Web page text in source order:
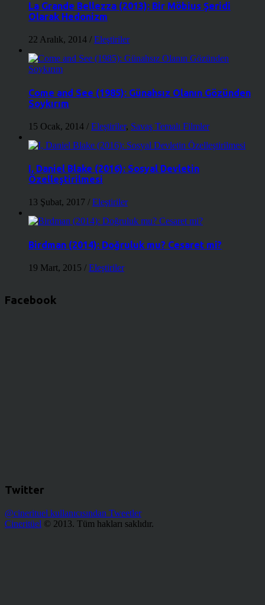
La Grande Bellezza (2013): Bir Möbius Şeridi
Olarak Hedonizm
22 Aralık, 2014 / Eleştiriler
Come and See (1985): Günahsız Olanın Gözünden
Soykırım
15 Ocak, 2014 / Eleştiriler, Savaş Temalı Filmler
I, Daniel Blake (2016): Sosyal Devletin
Özelleştirilmesi
13 Şubat, 2017 / Eleştiriler
Birdman (2014): Doğruluk mu? Cesaret mi?
19 Mart, 2015 / Eleştiriler
Facebook
Twitter
@cinerituel kullanıcısından Tweetler
Cineritüel © 2013. Tüm hakları saklıdır.